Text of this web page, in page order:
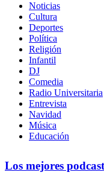
Noticias
Cultura
Deportes
Política
Religión
Infantil
DJ
Comedia
Radio Universitaria
Entrevista
Navidad
Música
Educación
Los mejores